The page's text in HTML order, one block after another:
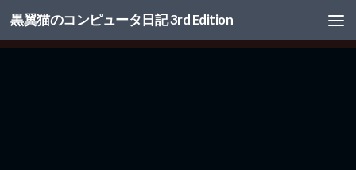
コンテンツへスキップ
黒翼猫のコンピュータ日記 3rd Edition